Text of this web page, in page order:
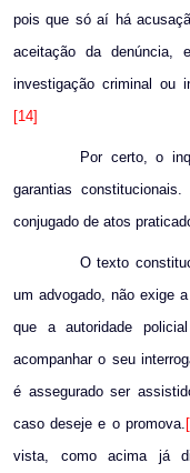
pois que só aí há
aceitação da denúncia,
investigação criminal ou
[14]
Por certo, o
garantias
conjugado de atos
O texto
um advogado, não exige
que a autoridade
acompanhar o seu
é assegurado ser
caso deseje e o promova.
vista, como acima já